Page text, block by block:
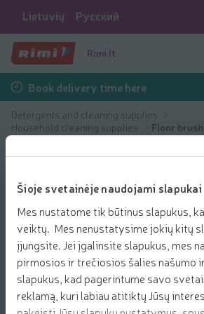
Šioje svetainėje naudojami slapukai
Mes nustatome tik būtinus slapukus,
veiktų. Mes nenustatysime jokių kitų
įjungsite. Jei įgalinsite slapukus, mes
pirmosios ir trečiosios šalies našumo
slapukus, kad pagerintume savo
reklamą, kuri labiau atitiktų Jūsų
Lietuvių Русский
Rimi.lt
Book delivery time here
Detergents and cleaning supplies
Household cleaning supplies
Floor